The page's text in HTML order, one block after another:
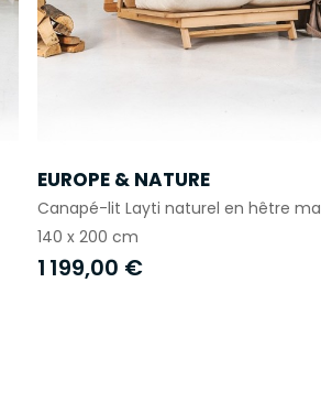
EUROPE & NATURE
Canapé-lit Layti naturel en hêtre
140 x 200 cm
1 199,00 €